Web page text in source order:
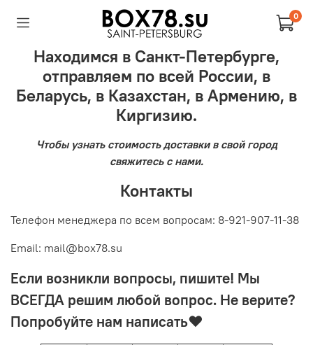
0
Находимся в Санкт-Петербурге,
отправляем по всей России, в
Беларусь, в Казахстан, в Армению, в
Киргизию.
Чтобы узнать стоимость доставки в свой город
свяжитесь с нами.
Контакты
Телефон менеджера по всем вопросам: 8-921-907-11-38
Email: mail@box78.su
Если возникли вопросы, пишите! Мы
ВСЕГДА решим любой вопрос. Не верите?
Попробуйте нам написать♥